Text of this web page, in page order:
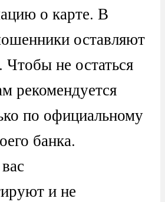
о карте. В
оставляют
Чтобы не остаться
рекомендуется
по официальному
банка.
и не